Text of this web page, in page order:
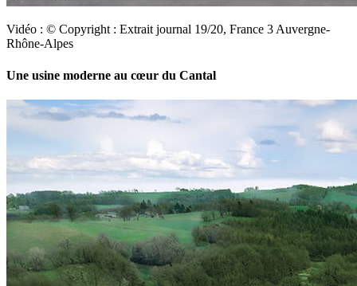
Vidéo : © Copyright : Extrait journal 19/20, France 3 Auvergne-
Rhône-Alpes
Une usine moderne au cœur du Cantal